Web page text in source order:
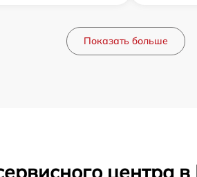
Показать больше
центра